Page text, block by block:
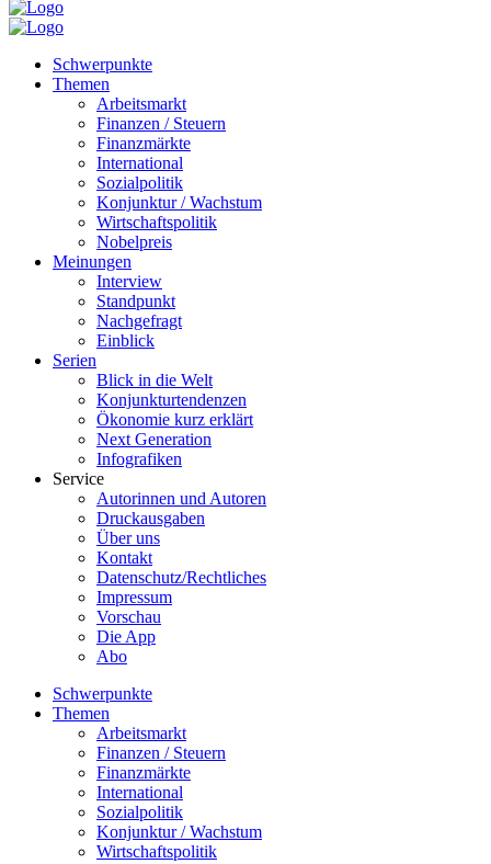
Schwerpunkte
Themen
Arbeitsmarkt
Finanzen / Steuern
Finanzmärkte
International
Sozialpolitik
Konjunktur / Wachstum
Wirtschaftspolitik
Nobelpreis
Meinungen
Interview
Standpunkt
Nachgefragt
Einblick
Serien
Blick in die Welt
Konjunkturtendenzen
Ökonomie kurz erklärt
Next Generation
Infografiken
Service
Autorinnen und Autoren
Druckausgaben
Über uns
Kontakt
Datenschutz/Rechtliches
Impressum
Vorschau
Die App
Abo
Schwerpunkte
Themen
Arbeitsmarkt
Finanzen / Steuern
Finanzmärkte
International
Sozialpolitik
Konjunktur / Wachstum
Wirtschaftspolitik